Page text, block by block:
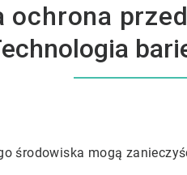
ochrona
środowiska mogą